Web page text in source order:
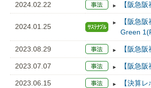
2024.02.22 【阪急
2024.01.25
【阪急
Green
2023.08.29 【阪急
2023.07.07 【阪急
2023.06.15 【決算